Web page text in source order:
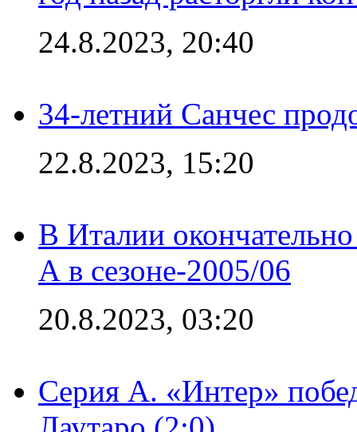
24.8.2023, 20:40
34-летний Санчес
22.8.2023, 15:20
В Италии
А в сезоне-2005/06
20.8.2023, 03:20
Серия А. «Интер»